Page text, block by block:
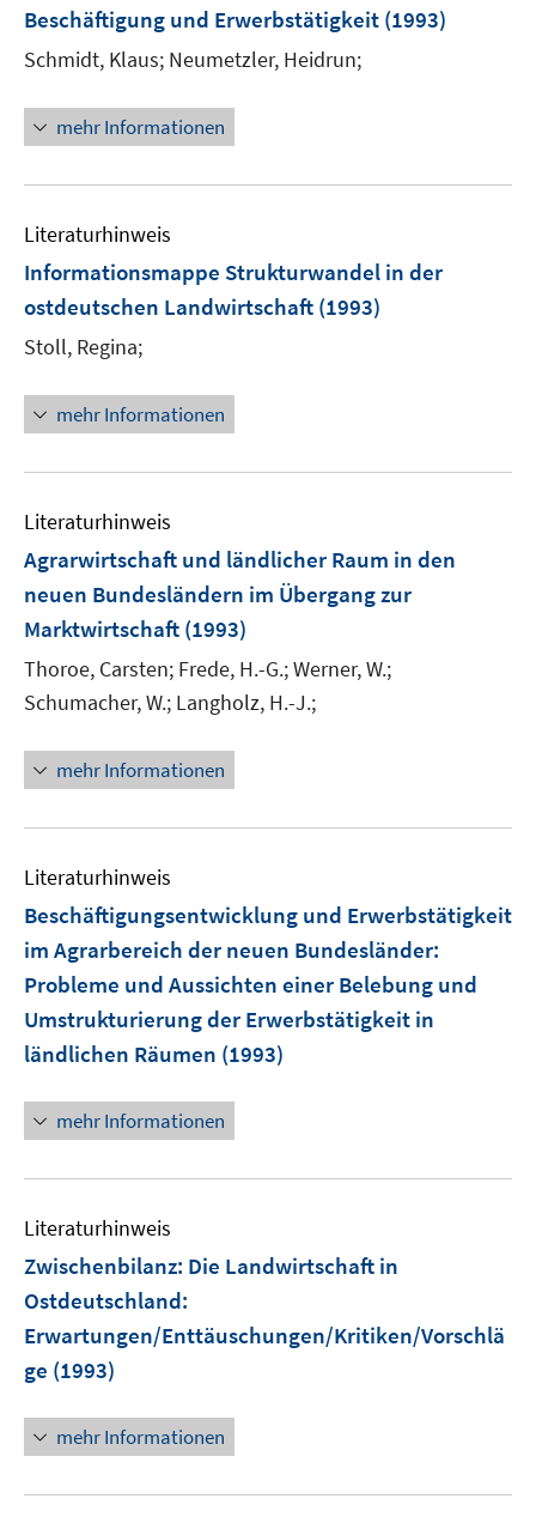
Beschäftigung und Erwerbstätigkeit (1993)
Schmidt, Klaus; Neumetzler, Heidrun;
mehr Informationen
Literaturhinweis
Informationsmappe Strukturwandel in der
ostdeutschen Landwirtschaft (1993)
Stoll, Regina;
mehr Informationen
Literaturhinweis
Agrarwirtschaft und ländlicher Raum in den
neuen Bundesländern im Übergang zur
Marktwirtschaft (1993)
Thoroe, Carsten; Frede, H.-G.;Werner, W.;
Schumacher, W.; Langholz, H.-J.;
mehr Informationen
Literaturhinweis
Beschäftigungsentwicklung und Erwerbstätigkeit
im Agrarbereich der neuen Bundesländer:
Probleme und Aussichten einer Belebung und
Umstrukturierung der Erwerbstätigkeit in
ländlichen Räumen (1993)
mehr Informationen
Literaturhinweis
Zwischenbilanz: Die Landwirtschaft in
Ostdeutschland:
Erwartungen/Enttäuschungen/Kritiken/Vorschlä
ge (1993)
mehr Informationen